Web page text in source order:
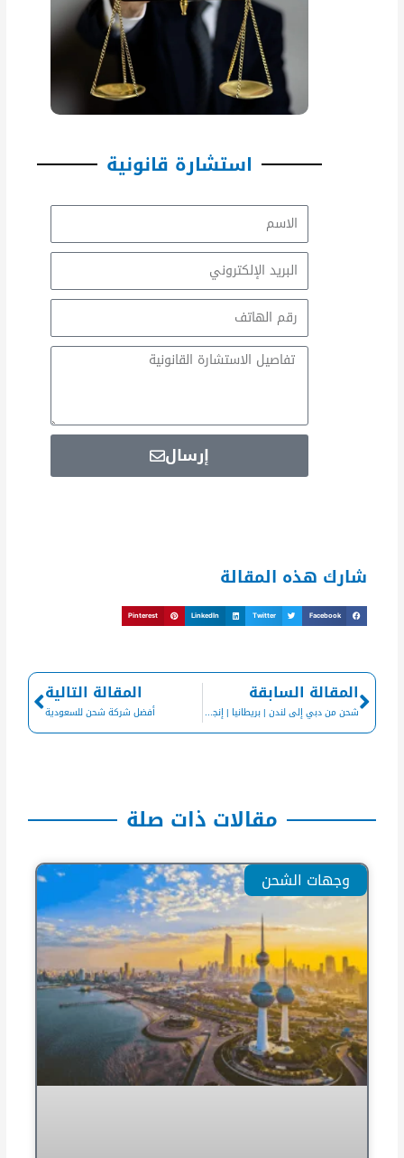
استشارة قانونية
الاسم
Email
Email
Message
إرسال
شارك هذه المقالة
Facebook
Twitter
LinkedIn
Pinterest
المقالة السابقة
شحن من دبي إلى لندن | بريطانيا | إنجلترا
المقالة التالية
أفضل شركة شحن للسعودية
مقالات ذات صلة
وجهات الشحن